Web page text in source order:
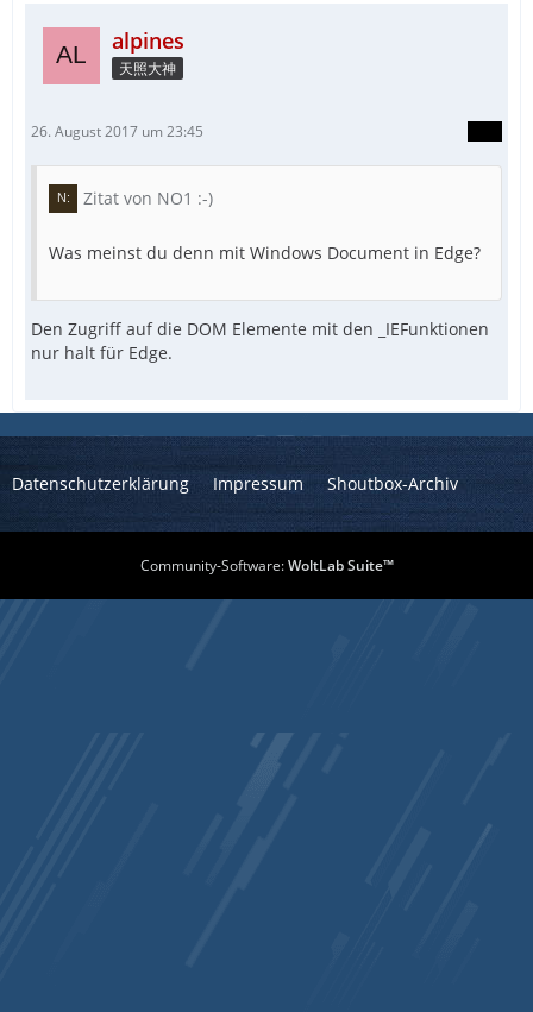
alpines
天照大神
26. August 2017 um 23:45
Zitat von NO1 :-)
Was meinst du denn mit Windows Document in Edge?
Den Zugriff auf die DOM Elemente mit den _IEFunktionen
nur halt für Edge.
Datenschutzerklärung Impressum Shoutbox-Archiv
Community-Software:WoltLab Suite™